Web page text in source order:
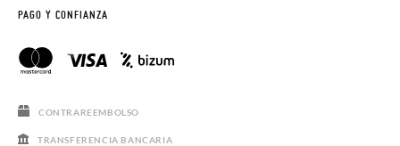
PAGO Y CONFIANZA
CONTRAREEMBOLSO
TRANSFERENCIA BANCARIA